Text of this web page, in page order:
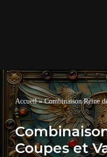
Accueil»Combinaison Reine
Coupes et